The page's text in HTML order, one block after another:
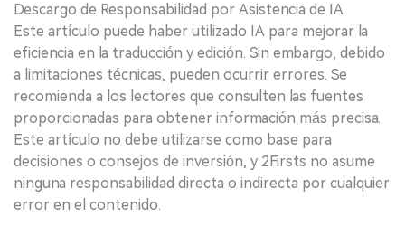
Descargo de Responsabilidad por Asistencia de IA
Este artículo puede haber utilizado IA para mejorar la
eficiencia en la traducción y edición. Sin embargo, debido
a limitaciones técnicas, pueden ocurrir errores. Se
recomienda a los lectores que consulten las fuentes
proporcionadas para obtener información más precisa.
Este artículo no debe utilizarse como base para
decisiones o consejos de inversión, y 2Firsts no asume
ninguna responsabilidad directa o indirecta por cualquier
error en el contenido.